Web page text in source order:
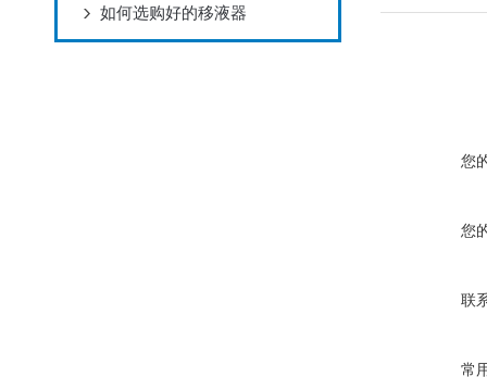
如何选购好的移液器
您
您
联
常